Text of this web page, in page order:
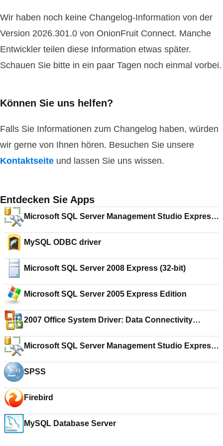
Wir haben noch keine Changelog-Information von der
Version 2026.301.0 von OnionFruit Connect. Manche
Entwickler teilen diese Information etwas später.
Schauen Sie bitte in ein paar Tagen noch einmal vorbei.
Können Sie uns helfen?
Falls Sie Informationen zum Changelog haben, würden
wir gerne von Ihnen hören. Besuchen Sie unsere
Kontaktseite und lassen Sie uns wissen.
Entdecken Sie Apps
Microsoft SQL Server Management Studio Express
MySQL ODBC driver
Microsoft SQL Server 2008 Express (32-bit)
Microsoft SQL Server 2005 Express Edition
2007 Office System Driver: Data Connectivity
Microsoft SQL Server Management Studio Express
SPSS
Firebird
MySQL Database Server